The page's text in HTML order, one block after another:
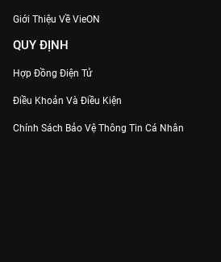
Giới Thiệu Về VieON
QUY ĐỊNH
Hợp Đồng Điện Tử
Điều Khoản Và Điều Kiện
Chính Sách Bảo Vệ Thông Tin Cá Nhân